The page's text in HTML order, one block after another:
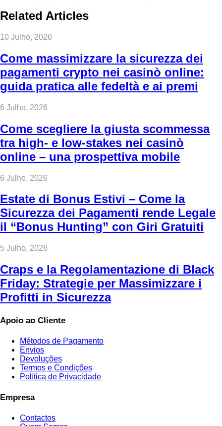
Related Articles
10 Julho, 2026
Come massimizzare la sicurezza dei
pagamenti crypto nei casinò online:
guida pratica alle fedeltà e ai premi
6 Julho, 2026
Come scegliere la giusta scommessa
tra high‑ e low‑stakes nei casinò
online – una prospettiva mobile
6 Julho, 2026
Estate di Bonus Estivi – Come la
Sicurezza dei Pagamenti rende Legale
il “Bonus Hunting” con Giri Gratuiti
5 Julho, 2026
Craps e la Regolamentazione di Black
Friday: Strategie per Massimizzare i
Profitti in Sicurezza
Apoio ao Cliente
Métodos de Pagamento
Envios
Devoluções
Termos e Condições
Política de Privacidade
Empresa
Contactos